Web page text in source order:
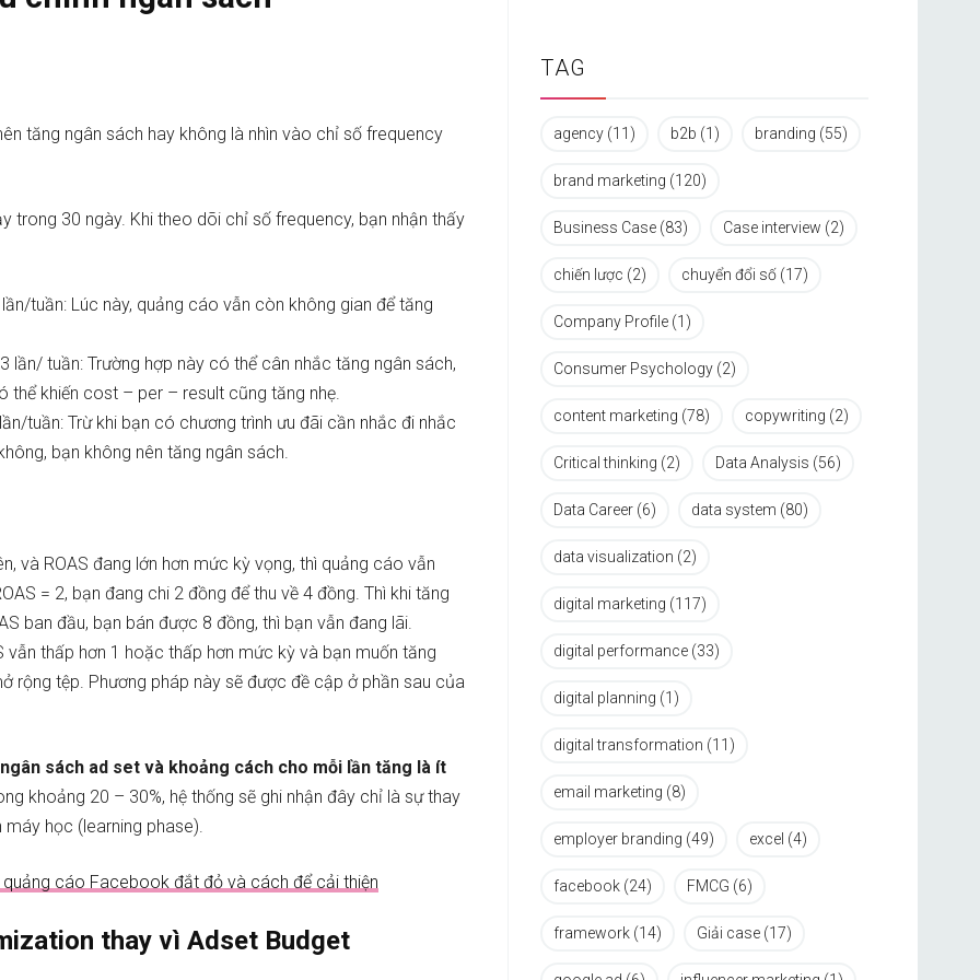
tăng ngân sách hay không là nhìn vào chỉ số frequency
trong 30 ngày. Khi theo dõi chỉ số frequency, bạn nhận thấy
tuần: Lúc này, quảng cáo vẫn còn không gian để tăng
tuần: Trường hợp này có thể cân nhắc tăng ngân sách,
thể khiến cost – per – result cũng tăng nhẹ.
tuần: Trừ khi bạn có chương trình ưu đãi cần nhắc đi nhắc
bạn không nên tăng ngân sách.
và ROAS đang lớn hơn mức kỳ vọng, thì quảng cáo vẫn
= 2, bạn đang chi 2 đồng để thu về 4 đồng. Thì khi tăng
ban đầu, bạn bán được 8 đồng, thì bạn vẫn đang lãi.
vẫn thấp hơn 1 hoặc thấp hơn mức kỳ và bạn muốn tăng
rộng tệp. Phương pháp này sẽ được đề cập ở phần sau của
sách ad set và khoảng cách cho mỗi lần tăng là ít
khoảng 20 – 30%, hệ thống sẽ ghi nhận đây chỉ là sự thay
học (learning phase).
quảng cáo Facebook đắt đỏ và cách để cải thiện
thay vì Adset Budget
TAG
agency (11) b2b (1) branding (55)
brand marketing (120)
Business Case (83) Case interview (2)
chiến lược (2) chuyển đổi số (17)
Company Profile (1)
Consumer Psychology (2)
content marketing (78) copywriting (2)
Critical thinking (2) Data Analysis (56)
Data Career (6) data system (80)
data visualization (2)
digital marketing (117)
digital performance (33)
digital planning (1)
digital transformation (11)
email marketing (8)
employer branding (49) excel (4)
facebook (24) FMCG (6)
framework (14) Giải case (17)